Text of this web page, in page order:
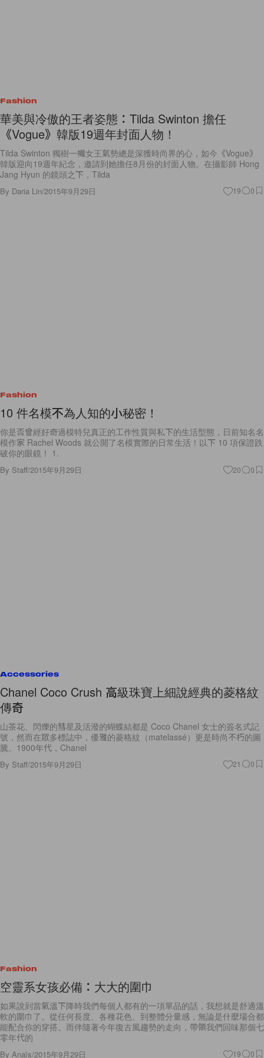
Fashion
華美與冷傲的王者姿態：Tilda Swinton 擔任
《Vogue》韓版19週年封面人物！
Tilda Swinton 獨樹一幟女王氣勢總是深獲時尚界的心，如今《Vogue》
韓版迎向19週年紀念，邀請到她擔任8月份的封面人物。在攝影師 Hong
Jang Hyun 的鏡頭之下，Tilda
By Daria Lin/2015年9月29日 19 0
Fashion
10 件名模不為人知的小秘密！
你是否曾經好奇過模特兒真正的工作性質與私下的生活型態，日前知名名
模作家 Rachel Woods 就公開了名模實際的日常生活！以下 10 項保證跌
破你的眼鏡！ 1.
By Staff/2015年9月29日 20 0
Accessories
Chanel Coco Crush 高級珠寶上細說經典的菱格紋
傳奇
山茶花、閃爍的彗星及活潑的蝴蝶結都是 Coco Chanel 女士的簽名式記
號，然而在眾多標誌中，優雅的菱格紋（matelassé）更是時尚不朽的圖
騰。1900年代，Chanel
By Staff/2015年9月29日 21 0
Fashion
空靈系女孩必備：大大的圍巾
如果說到當氣溫下降時我們每個人都有的一項單品的話，我想就是舒適溫
軟的圍巾了。從任何長度、各種花色、到整體分量感，無論是什麼場合都
能配合你的穿搭。而伴隨著今年復古風趨勢的走向，帶領我們回味那個七
零年代的
By Anaïs/2015年9月29日 19 0